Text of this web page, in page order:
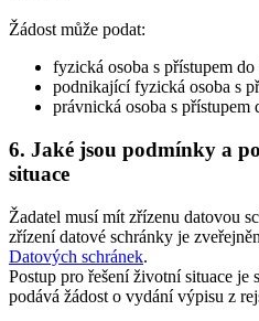
Žádost může podat:
fyzická osoba s přístupem do
podnikající fyzická osoba s
právnická osoba s přístupem
6. Jaké jsou podmínky a
situace
Žadatel musí mít zřízenu datovou
zřízení datové schránky je
Datových schránek.
Postup pro řešení životní situace je
podává žádost o vydání výpisu z